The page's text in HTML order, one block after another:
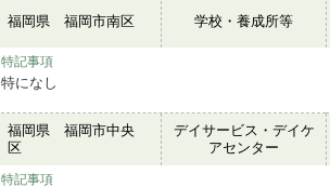
福岡県 福岡市南区 学校・養成所等
特記事項
特になし
福岡県 福岡市中央
区
デイサービス・デイケ
アセンター
特記事項